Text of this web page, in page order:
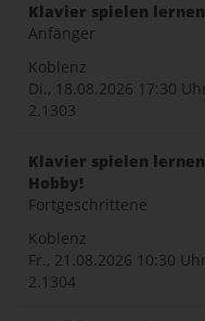
Klavier spielen
Anfänger
Koblenz
Di., 18.08.2026 17:30
2.1303
Klavier spielen
Hobby!
Fortgeschrittene
Koblenz
Fr., 21.08.2026 10:30 Uhr
2.1304